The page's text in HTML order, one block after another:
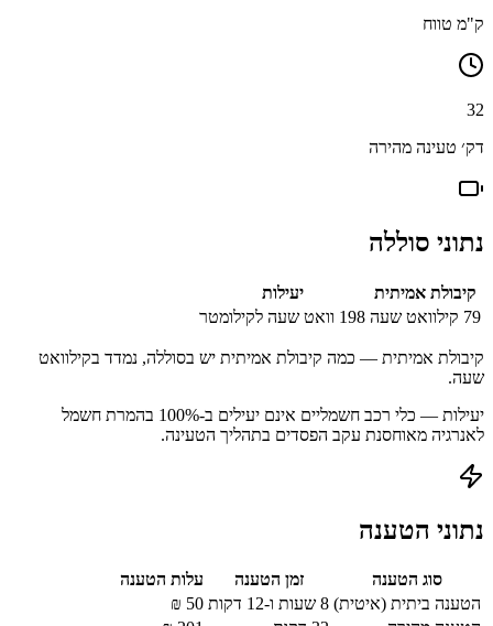
ק"מ טווח
32
דק׳ טעינה מהירה
נתוני סוללה
קיבולת אמיתית
יעילות
79 קילוואט שעה 198 וואט שעה לקילומטר
קיבולת אמיתית — כמה קיבולת אמיתית יש בסוללה, נמדד בקילוואט
שעה.
יעילות — כלי רכב חשמליים אינם יעילים ב-100% בהמרת חשמל
לאנרגיה מאוחסנת עקב הפסדים בתהליך הטעינה.
נתוני הטענה
סוג הטענה זמן הטענה
עלות הטענה
הטענה ביתית (איטית) 8 שעות ו-12 דקות 50
₪